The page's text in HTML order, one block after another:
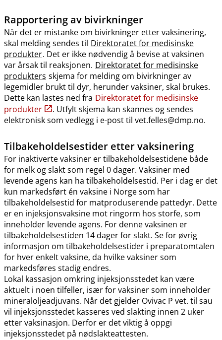
Rapportering av bivirkninger
Når det er mistanke om bivirkninger etter vaksinering,
skal melding sendes til Direktoratet for medisinske
produkter. Det er ikke nødvendig å bevise at vaksinen
var årsak til reaksjonen. Direktoratet for medisinske
produkters skjema for melding om bivirkninger av
legemidler brukt til dyr, herunder vaksiner, skal brukes.
Dette kan lastes ned fra Direktoratet for medisinske
produkter
. Utfylt skjema kan skannes og sendes
elektronisk som vedlegg i e-post til vet.felles@dmp.no.
Tilbakeholdelsestider etter vaksinering
For inaktiverte vaksiner er tilbakeholdelsestidene både
for melk og slakt som regel 0 dager. Vaksiner med
levende agens kan ha tilbakeholdelsestid. Per i dag er det
kun markedsført én vaksine i Norge som har
tilbakeholdelsestid for matproduserende pattedyr. Dette
er en injeksjonsvaksine mot ringorm hos storfe, som
inneholder levende agens. For denne vaksinen er
tilbakeholdelsestiden 14 dager for slakt. Se for øvrig
informasjon om tilbakeholdelsestider i preparatomtalen
for hver enkelt vaksine, da hvilke vaksiner som
markedsføres stadig endres.
Lokal kassasjon omkring injeksjonsstedet kan være
aktuelt i noen tilfeller, især for vaksiner som inneholder
mineraloljeadjuvans. Når det gjelder Ovivac P vet. til sau
vil injeksjonsstedet kasseres ved slakting innen 2 uker
etter vaksinasjon. Derfor er det viktig å oppgi
injeksjonsstedet på nødslakteattesten.